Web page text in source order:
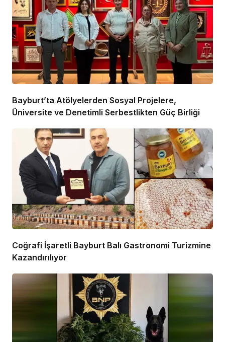
Bayburt’ta Atölyelerden Sosyal Projelere,
Üniversite ve Denetimli Serbestlikten Güç Birliği
Coğrafi İşaretli Bayburt Balı Gastronomi Turizmine
Kazandırılıyor